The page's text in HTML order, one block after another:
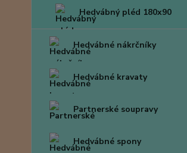
Hedvábný pléd 180x90
Hedvábné nákrčníky
Hedvábné kravaty
Partnerské soupravy
Hedvábné spony